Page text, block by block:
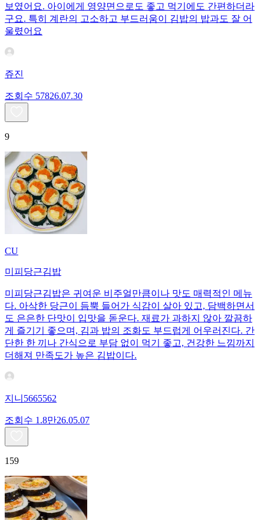
보였어요. 아이에게 영양면으로도 좋고 먹기에도 간편하더라
구요. 특히 계란의 고소하고 부드러움이 김밥의 밥과도 잘 어
울렸어요
쥬진
조회수 57826.07.30
9
CU
미피당근김밥
미피당근김밥은 귀여운 비주얼만큼이나 맛도 매력적인 메뉴
다. 아삭한 당근이 듬뿍 들어가 식감이 살아 있고, 담백하면서
도 은은한 단맛이 입맛을 돋운다. 재료가 과하지 않아 깔끔하
게 즐기기 좋으며, 김과 밥의 조화도 부드럽게 어우러진다. 간
단한 한 끼나 간식으로 부담 없이 먹기 좋고, 건강한 느낌까지
더해져 만족도가 높은 김밥이다.
지니5665562
조회수 1.8만26.05.07
159